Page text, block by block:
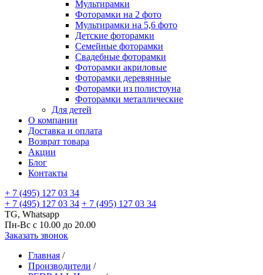
Мультирамки
Фоторамки на 2 фото
Мультирамки на 5,6 фото
Детские фоторамки
Семейные фоторамки
Свадебные фоторамки
Фоторамки акриловые
Фоторамки деревянные
Фоторамки из полистоуна
Фоторамки металлические
Для детей
О компании
Доставка и оплата
Возврат товара
Акции
Блог
Контакты
+ 7 (495) 127 03 34
+ 7 (495) 127 03 34 + 7 (495) 127 03 34
TG, Whatsapp
Пн-Вс с 10.00 до 20.00
Заказать звонок
Главная /
Производители /